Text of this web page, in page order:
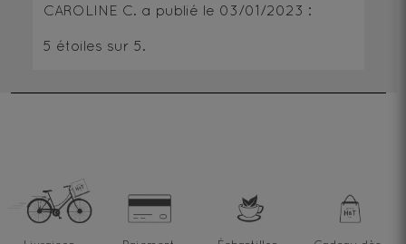
CAROLINE C. a publié le 03/01/2023 :
5 étoiles sur 5.